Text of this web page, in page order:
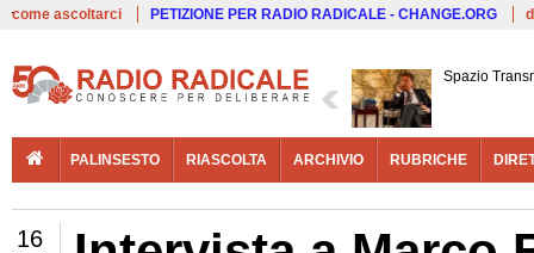
come ascoltarci PETIZIONE PER RADIO RADICALE - CHANGE.ORG
Spazio
PALINSESTO RIASCOLTA ARCHIVIO RUBRICHE
16